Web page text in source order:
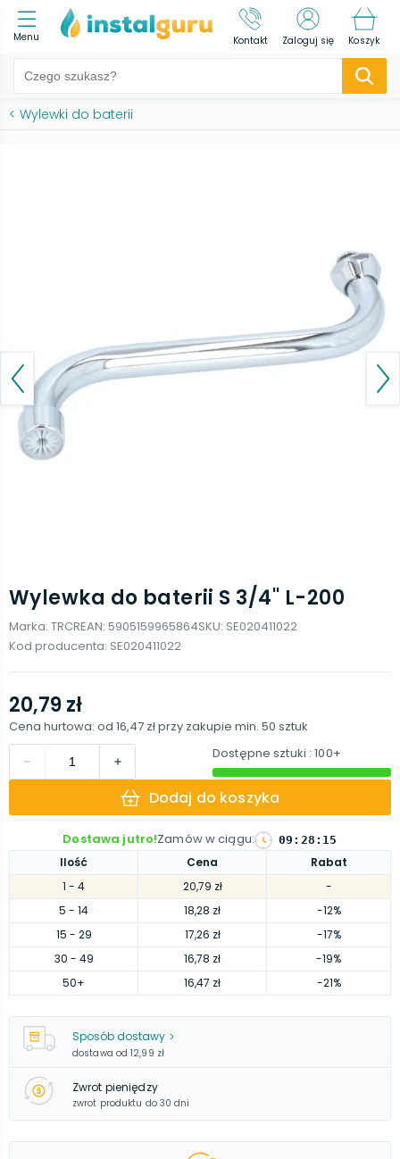
Menu Kontakt Zaloguj się Koszyk
< Wylewki do baterii
Wylewka do baterii S 3/4'' L-200
Marka: TRCREAN: 5905159965864SKU: SE020411022
Kod producenta: SE020411022
Ilość Cena
Rabat
1 - 4 20,79 zł
-
5 - 14 18,28 zł
-12%
15 - 29 17,26 zł
-17%
30 - 49 16,78 zł
-19%
50+ 16,47 zł -21%
20,79 zł
Cena hurtowa: od 16,47 złprzy zakupie min. 50 sztuk
Dostępne sztuki : 100+
Dodaj do koszyka
Dostawa jutro!Zamów w ciągu: 09 : 28 : 14
Sposób dostawy
dostawa od 12,99 zł
Zwrot pieniędzy
zwrot produktu do 30 dni